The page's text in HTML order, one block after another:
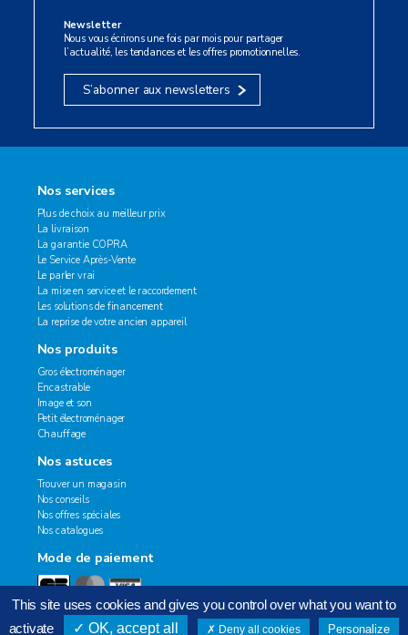
Newsletter
Nous vous écrirons une fois par mois pour partager
l’actualité, les tendances et les offres promotionnelles.
S’abonner aux newsletters
Nos services
Plus de choix au meilleur prix
La livraison
La garantie COPRA
Le Service Après-Vente
Le parler vrai
La mise en service et le raccordement
Les solutions de financement
La reprise de votre ancien appareil
Nos produits
Gros électroménager
Encastrable
Image et son
Petit électroménager
Chauffage
Nos astuces
Trouver un magasin
Nos conseils
Nos offres spéciales
Nos catalogues
Mode de paiement
This site uses cookies and gives you control over what you want to
activate
OK, accept all Deny all cookies Personalize